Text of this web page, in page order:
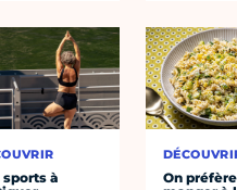
sports à
On préfère